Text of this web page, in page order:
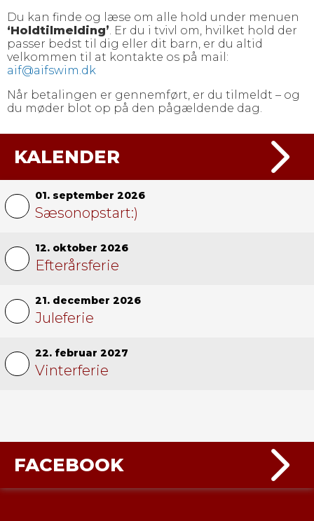
Du kan finde og læse om alle hold under menuen
‘Holdtilmelding’. Er du i tvivl om, hvilket hold der
passer bedst til dig eller dit barn, er du altid
velkommen til at kontakte os på mail:
aif@aifswim.dk
Når betalingen er gennemført, er du tilmeldt – og
du møder blot op på den pågældende dag.
KALENDER
01. september 2026
Sæsonopstart:)
12. oktober 2026
Efterårsferie
21. december 2026
Juleferie
22. februar 2027
Vinterferie
FACEBOOK